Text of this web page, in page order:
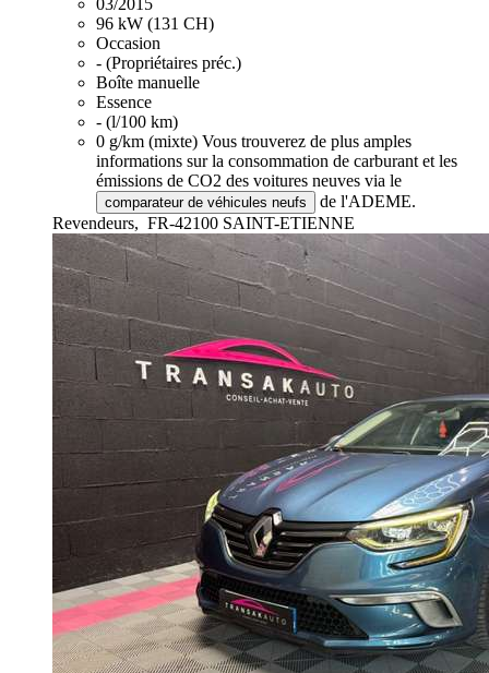
03/2015
96 kW (131 CH)
Occasion
- (Propriétaires préc.)
Boîte manuelle
Essence
- (l/100 km)
0 g/km (mixte) Vous trouverez de plus amples
informations sur la consommation de carburant et les
émissions de CO2 des voitures neuves via le
comparateur de véhicules neufs
de l'ADEME.
Revendeurs, FR-42100 SAINT-ETIENNE